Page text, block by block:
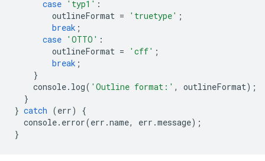
case 'typ1' :
outlineFormat = 'truetype' ;
break ;
case 'OTTO' :
outlineFormat = 'cff' ;
break ;
}
console. log( 'Outline format:' , outlineFormat);
}
} catch (err)
{
console. error(err .name, err .message);
}